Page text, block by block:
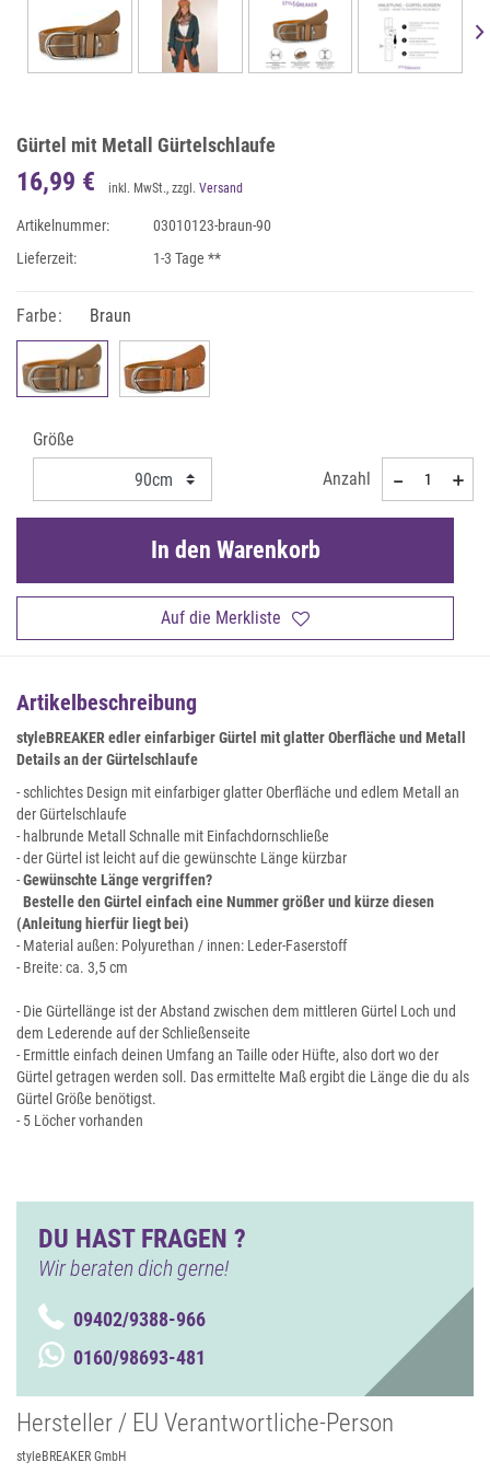
Gürtel mit Metall Gürtelschlaufe
16,99 € inkl. MwSt., zzgl. Versand
Artikelnummer:
03010123-braun-90
Lieferzeit:
1-3 Tage **
Farbe: Braun
Größe
Anzahl
Auf die Merkliste
In den Warenkorb
Artikelbeschreibung
styleBREAKER edler einfarbiger Gürtel mit glatter Oberfläche und Metall
Details an der Gürtelschlaufe
- schlichtes Design mit einfarbiger glatter Oberfläche und edlem Metall an
der Gürtelschlaufe
- halbrunde Metall Schnalle mit Einfachdornschließe
- der Gürtel ist leicht auf die gewünschte Länge kürzbar
-Gewünschte Länge vergriffen?
Bestelle den Gürtel einfach eine Nummer größer und kürze diesen
(Anleitung hierfür liegt bei)
- Material außen: Polyurethan / innen: Leder-Faserstoff
- Breite: ca. 3,5 cm
- Die Gürtellänge ist der Abstand zwischen dem mittleren Gürtel Loch und
dem Lederende auf der Schließenseite
- Ermittle einfach deinen Umfang an Taille oder Hüfte, also dort wo der
Gürtel getragen werden soll. Das ermittelte Maß ergibt die Länge die du als
Gürtel Größe benötigst.
- 5 Löcher vorhanden
DU HAST FRAGEN ?
Wir beraten dich gerne!
09402/9388-966
0160/98693-481
Hersteller / EU Verantwortliche-Person
styleBREAKER GmbH